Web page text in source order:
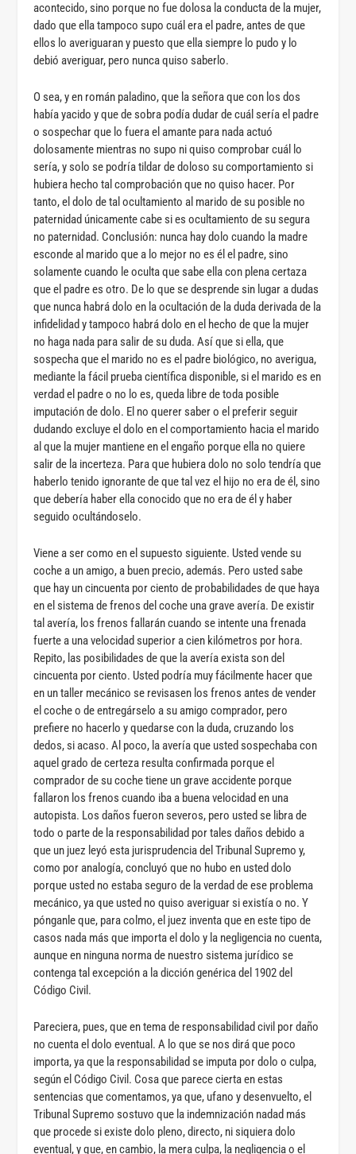
acontecido, sino porque no fue dolosa la conducta de la mujer,
dado que ella tampoco supo cuál era el padre, antes de que
ellos lo averiguaran y puesto que ella siempre lo pudo y lo
debió averiguar, pero nunca quiso saberlo.
O sea, y en román paladino, que la señora que con los dos
había yacido y que de sobra podía dudar de cuál sería el padre
o sospechar que lo fuera el amante para nada actuó
dolosamente mientras no supo ni quiso comprobar cuál lo
sería, y solo se podría tildar de doloso su comportamiento si
hubiera hecho tal comprobación que no quiso hacer. Por
tanto, el dolo de tal ocultamiento al marido de su posible no
paternidad únicamente cabe si es ocultamiento de su segura
no paternidad. Conclusión: nunca hay dolo cuando la madre
esconde al marido que a lo mejor no es él el padre, sino
solamente cuando le oculta que sabe ella con plena certaza
que el padre es otro. De lo que se desprende sin lugar a dudas
que nunca habrá dolo en la ocultación de la duda derivada de la
infidelidad y tampoco habrá dolo en el hecho de que la mujer
no haga nada para salir de su duda. Así que si ella, que
sospecha que el marido no es el padre biológico, no averigua,
mediante la fácil prueba científica disponible, si el marido es en
verdad el padre o no lo es, queda libre de toda posible
imputación de dolo. El no querer saber o el preferir seguir
dudando excluye el dolo en el comportamiento hacia el marido
al que la mujer mantiene en el engaño porque ella no quiere
salir de la incerteza. Para que hubiera dolo no solo tendría que
haberlo tenido ignorante de que tal vez el hijo no era de él, sino
que debería haber ella conocido que no era de él y haber
seguido ocultándoselo.
Viene a ser como en el supuesto siguiente. Usted vende su
coche a un amigo, a buen precio, además. Pero usted sabe
que hay un cincuenta por ciento de probabilidades de que haya
en el sistema de frenos del coche una grave avería. De existir
tal avería, los frenos fallarán cuando se intente una frenada
fuerte a una velocidad superior a cien kilómetros por hora.
Repito, las posibilidades de que la avería exista son del
cincuenta por ciento. Usted podría muy fácilmente hacer que
en un taller mecánico se revisasen los frenos antes de vender
el coche o de entregárselo a su amigo comprador, pero
prefiere no hacerlo y quedarse con la duda, cruzando los
dedos, si acaso. Al poco, la avería que usted sospechaba con
aquel grado de certeza resulta confirmada porque el
comprador de su coche tiene un grave accidente porque
fallaron los frenos cuando iba a buena velocidad en una
autopista. Los daños fueron severos, pero usted se libra de
todo o parte de la responsabilidad por tales daños debido a
que un juez leyó esta jurisprudencia del Tribunal Supremo y,
como por analogía, concluyó que no hubo en usted dolo
porque usted no estaba seguro de la verdad de ese problema
mecánico, ya que usted no quiso averiguar si existía o no. Y
pónganle que, para colmo, el juez inventa que en este tipo de
casos nada más que importa el dolo y la negligencia no cuenta,
aunque en ninguna norma de nuestro sistema jurídico se
contenga tal excepción a la dicción genérica del 1902 del
Código Civil.
Pareciera, pues, que en tema de responsabilidad civil por daño
no cuenta el dolo eventual. A lo que se nos dirá que poco
importa, ya que la responsabilidad se imputa por dolo o culpa,
según el Código Civil. Cosa que parece cierta en estas
sentencias que comentamos, ya que, ufano y desenvuelto, el
Tribunal Supremo sostuvo que la indemnización nadad más
que procede si existe dolo pleno, directo, ni siquiera dolo
eventual, y que, en cambio, la mera culpa, la negligencia o el